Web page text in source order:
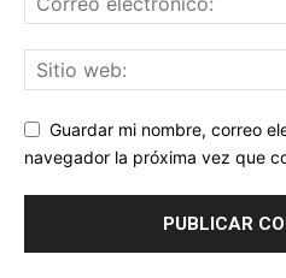
Guardar mi nombre, correo
navegador la próxima vez que